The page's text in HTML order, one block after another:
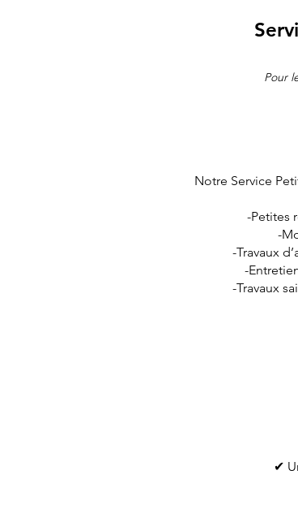
Pour
Notre Service
-Petites
-
-Travaux
-
-Travaux
✔